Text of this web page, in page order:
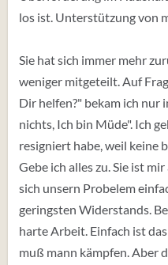
los ist. Unterstützung von
Sie hat sich immer mehr
weniger mitgeteilt. Auf
Dir helfen?" bekam ich
nichts, Ich bin Müde". Ich
resigniert habe, weil keine
Gebe ich alles zu. Sie ist
sich unsern Probelem
geringsten Widerstands.
harte Arbeit. Einfach ist
muß mann kämpfen. Aber